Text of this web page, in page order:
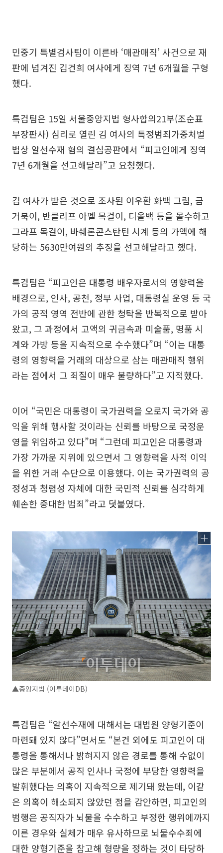
민중기 특별검사팀이 이른바 ‘매관매직’ 사건으로 재
판에 넘겨진 김건희 여사에게 징역 7년 6개월을 구형
했다.
특검팀은 15일 서울중앙지법 형사합의21부(조순표
부장판사) 심리로 열린 김 여사의 특정범죄가중처벌
법상 알선수재 혐의 결심공판에서 “피고인에게 징역
7년 6개월을 선고해달라”고 요청했다.
김 여사가 받은 것으로 조사된 이우환 화백 그림, 금
거북이, 반클리프 아펠 목걸이, 디올백 등을 몰수하고
그라프 목걸이, 바쉐론콘스탄틴 시계 등의 가액에 해
당하는 5630만여원의 추징을 선고해달라고 했다.
특검팀은 “피고인은 대통령 배우자로서의 영향력을
배경으로, 인사, 공천, 정부 사업, 대통령실 운영 등 국
가의 공적 영역 전반에 관한 청탁을 반복적으로 받아
왔고, 그 과정에서 고액의 귀금속과 미술품, 명품 시
계와 가방 등을 지속적으로 수수했다”며 “이는 대통
령의 영향력을 거래의 대상으로 삼는 매관매직 행위
라는 점에서 그 죄질이 매우 불량하다”고 지적했다.
이어 “국민은 대통령이 국가권력을 오로지 국가와 공
익을 위해 행사할 것이라는 신뢰를 바탕으로 국정운
영을 위임하고 있다”며 “그런데 피고인은 대통령과
가장 가까운 지위에 있으면서 그 영향력을 사적 이익
을 위한 거래 수단으로 이용했다. 이는 국가권력의 공
정성과 청렴성 자체에 대한 국민적 신뢰를 심각하게
훼손한 중대한 범죄”라고 덧붙였다.
▲중앙지법 (이투데이DB)
특검팀은 “알선수재에 대해서는 대법원 양형기준이
마련돼 있지 않다”면서도 “본건 외에도 피고인이 대
통령을 통해서나 밝혀지지 않은 경로를 통해 수없이
많은 부분에서 공직 인사나 국정에 부당한 영향력을
발휘했다는 의혹이 지속적으로 제기돼 왔는데, 이같
은 의혹이 해소되지 않았던 점을 감안하면, 피고인의
범행은 공직자가 뇌물을 수수하고 부정한 행위에까지
이른 경우와 실체가 매우 유사하므로 뇌물수수죄에
대한 양형기준을 참고해 형량을 정하는 것이 타당하